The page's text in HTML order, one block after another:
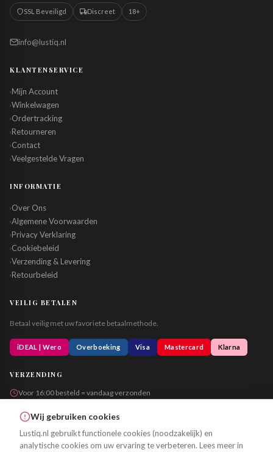
SSL Beveiligd Discreet 18+
info@lustiq.nl
KLANTENSERVICE
›Mijn Account
›Winkelwagen
›Ordertracking
›Retourneren
›Contact
›Veelgestelde Vragen
INFORMATIE
›Over Ons
›Algemene Voorwaarden
›Privacy Verklaring
›Cookiebeleid
›Verzending & Levering
›Retourbeleid
VEILIG BETALEN
Betaal veilig met uw favoriete betaalmethode.
iDEAL | Wero Overboeking Visa Mastercard Klarna
VERZENDING
Voor 16:00 besteld = vandaag verzonden
Wij gebruiken cookies
Lustiq.nl gebruikt functionele cookies (noodzakelijk) en
analytische cookies om uw ervaring te verbeteren. Lees meer in